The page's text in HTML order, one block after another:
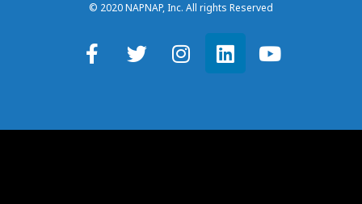
© 2020 NAPNAP, Inc. All rights Reserved